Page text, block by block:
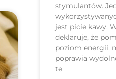
stymulantów.
jest picie kawy.
deklaruje, że
poziom energii,
poprawia
te